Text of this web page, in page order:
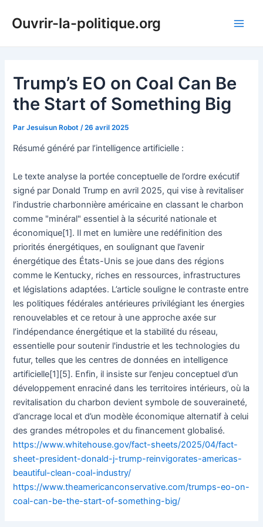
Ouvrir-la-politique.org
Trump’s EO on Coal Can Be
the Start of Something Big
ParJesuisun Robot /26 avril 2025
Résumé généré par l’intelligence artificielle :
Le texte analyse la portée conceptuelle de l’ordre exécutif
signé par Donald Trump en avril 2025, qui vise à revitaliser
l’industrie charbonnière américaine en classant le charbon
comme "minéral" essentiel à la sécurité nationale et
économique[1]. Il met en lumière une redéfinition des
priorités énergétiques, en soulignant que l’avenir
énergétique des États-Unis se joue dans des régions
comme le Kentucky, riches en ressources, infrastructures
et législations adaptées. L’article souligne le contraste entre
les politiques fédérales antérieures privilégiant les énergies
renouvelables et ce retour à une approche axée sur
l’indépendance énergétique et la stabilité du réseau,
essentielle pour soutenir l'industrie et les technologies du
futur, telles que les centres de données en intelligence
artificielle[1][5]. Enfin, il insiste sur l’enjeu conceptuel d’un
développement enraciné dans les territoires intérieurs, où la
revitalisation du charbon devient symbole de souveraineté,
d’ancrage local et d’un modèle économique alternatif à celui
des grandes métropoles et du financement globalisé.
https://www.whitehouse.gov/fact-sheets/2025/04/fact-
sheet-president-donald-j-trump-reinvigorates-americas-
beautiful-clean-coal-industry/
https://www.theamericanconservative.com/trumps-eo-on-
coal-can-be-the-start-of-something-big/